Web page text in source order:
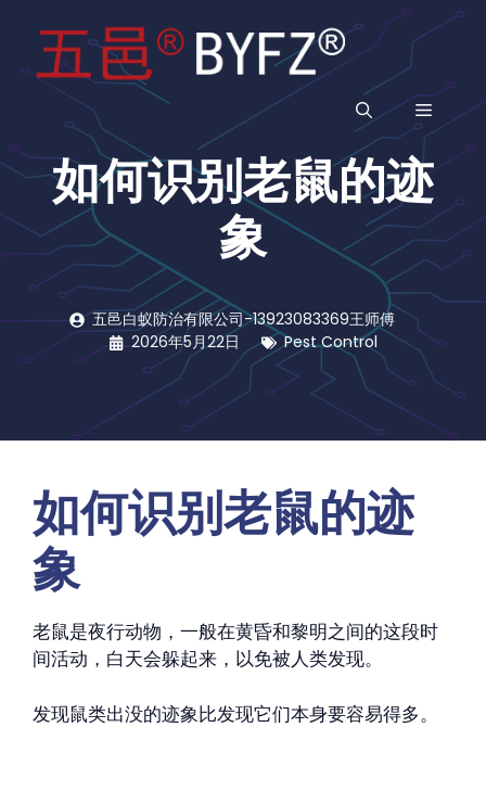
菜
单
如何识别老鼠的迹
象
五邑白蚁防治有限公司-13923083369王师傅
2026年5月22日
Pest Control
如何识别老鼠的迹
象
老鼠是夜行动物，一般在黄昏和黎明之间的这段时
间活动，白天会躲起来，以免被人类发现。
发现鼠类出没的迹象比发现它们本身要容易得多。